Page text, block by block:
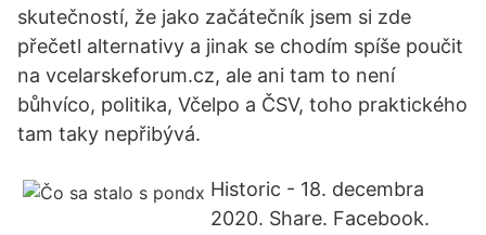
skutečností, že jako začátečník jsem si zde
přečetl alternativy a jinak se chodím spíše poučit
na vcelarskeforum.cz, ale ani tam to není
bůhvíco, politika, Včelpo a ČSV, toho praktického
tam taky nepřibývá.
Historic - 18. decembra
2020. Share. Facebook.